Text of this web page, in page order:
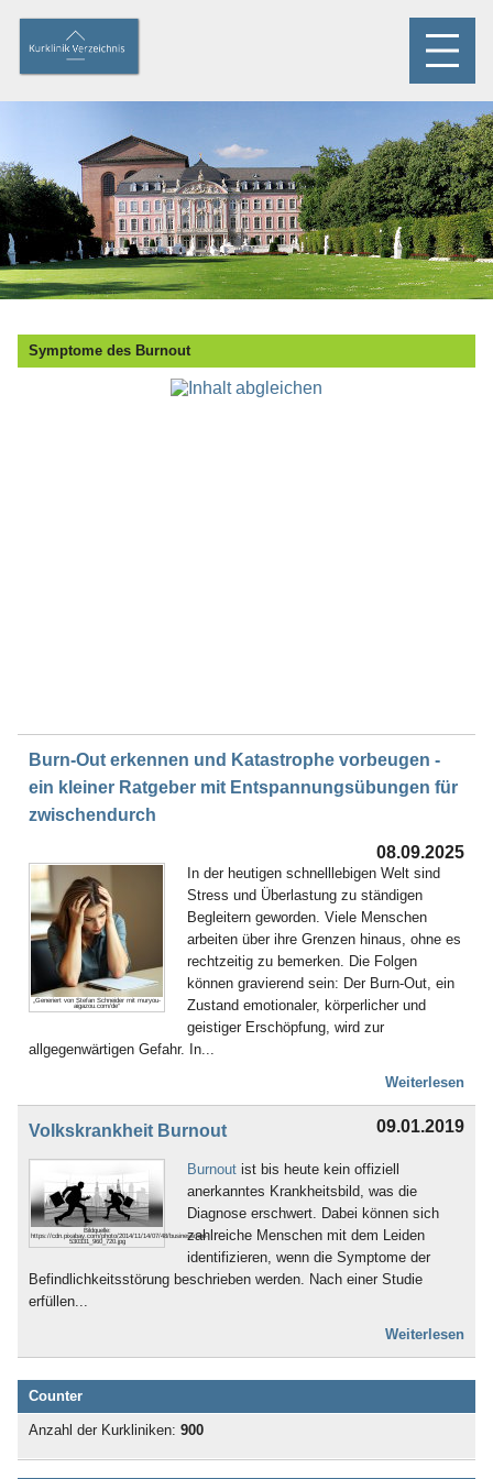
Symptome des Burnout
Burn-Out erkennen und Katastrophe vorbeugen -
ein kleiner Ratgeber mit Entspannungsübungen für
zwischendurch
08.09.2025
„Generiert von Stefan Schneider mit muryou-
aigazou.com/de“
In der heutigen schnelllebigen Welt sind
Stress und Überlastung zu ständigen
Begleitern geworden. Viele Menschen
arbeiten über ihre Grenzen hinaus, ohne es
rechtzeitig zu bemerken. Die Folgen
können gravierend sein: Der Burn-Out, ein
Zustand emotionaler, körperlicher und
geistiger Erschöpfung, wird zur
allgegenwärtigen Gefahr. In...
Weiterlesen
Volkskrankheit Burnout 09.01.2019
Bildquelle:
https://cdn.pixabay.com/photo/2014/11/14/07/48/businessmen-
530331_960_720.jpg
Burnout ist bis heute kein offiziell
anerkanntes Krankheitsbild, was die
Diagnose erschwert. Dabei können sich
zahlreiche Menschen mit dem Leiden
identifizieren, wenn die Symptome der
Befindlichkeitsstörung beschrieben werden. Nach einer Studie
erfüllen...
Weiterlesen
Counter
Anzahl der Kurkliniken: 900